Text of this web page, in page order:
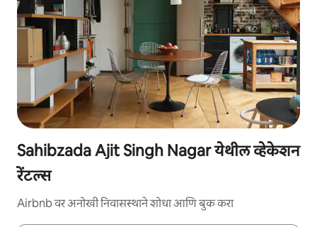
Sahibzada Ajit Singh Nagar येथील व्हेकेशन
रेंटल्स
Airbnb वर अनोखी निवासस्थाने शोधा आणि बुक करा